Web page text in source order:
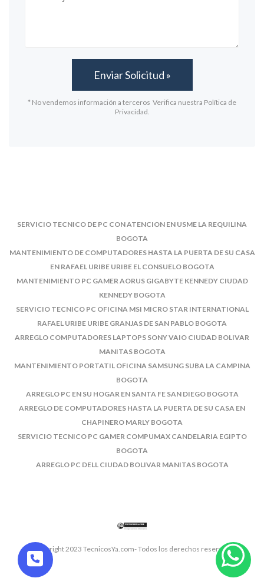
* No vendemos información a terceros Verifica nuestra Política de
Privacidad.
SERVICIO TECNICO DE PC CON ATENCION EN USME LA REQUILINA
BOGOTA
MANTENIMIENTO DE COMPUTADORES HASTA LA PUERTA DE SU CASA
EN RAFAEL URIBE URIBE EL CONSUELO BOGOTA
MANTENIMIENTO PC GAMER AORUS GIGABYTE KENNEDY CIUDAD
KENNEDY BOGOTA
SERVICIO TECNICO PC OFICINA MSI MICRO STAR INTERNATIONAL
RAFAEL URIBE URIBE GRANJAS DE SAN PABLO BOGOTA
ARREGLO COMPUTADORES LAPTOPS SONY VAIO CIUDAD BOLIVAR
MANITAS BOGOTA
MANTENIMIENTO PORTATIL OFICINA SAMSUNG SUBA LA CAMPINA
BOGOTA
ARREGLO PC EN SU HOGAR EN SANTA FE SAN DIEGO BOGOTA
ARREGLO DE COMPUTADORES HASTA LA PUERTA DE SU CASA EN
CHAPINERO MARLY BOGOTA
SERVICIO TECNICO PC GAMER COMPUMAX CANDELARIA EGIPTO
BOGOTA
ARREGLO PC DELL CIUDAD BOLIVAR MANITAS BOGOTA
© Copyright 2023 TecnicosYa.com- Todos los derechos reservados